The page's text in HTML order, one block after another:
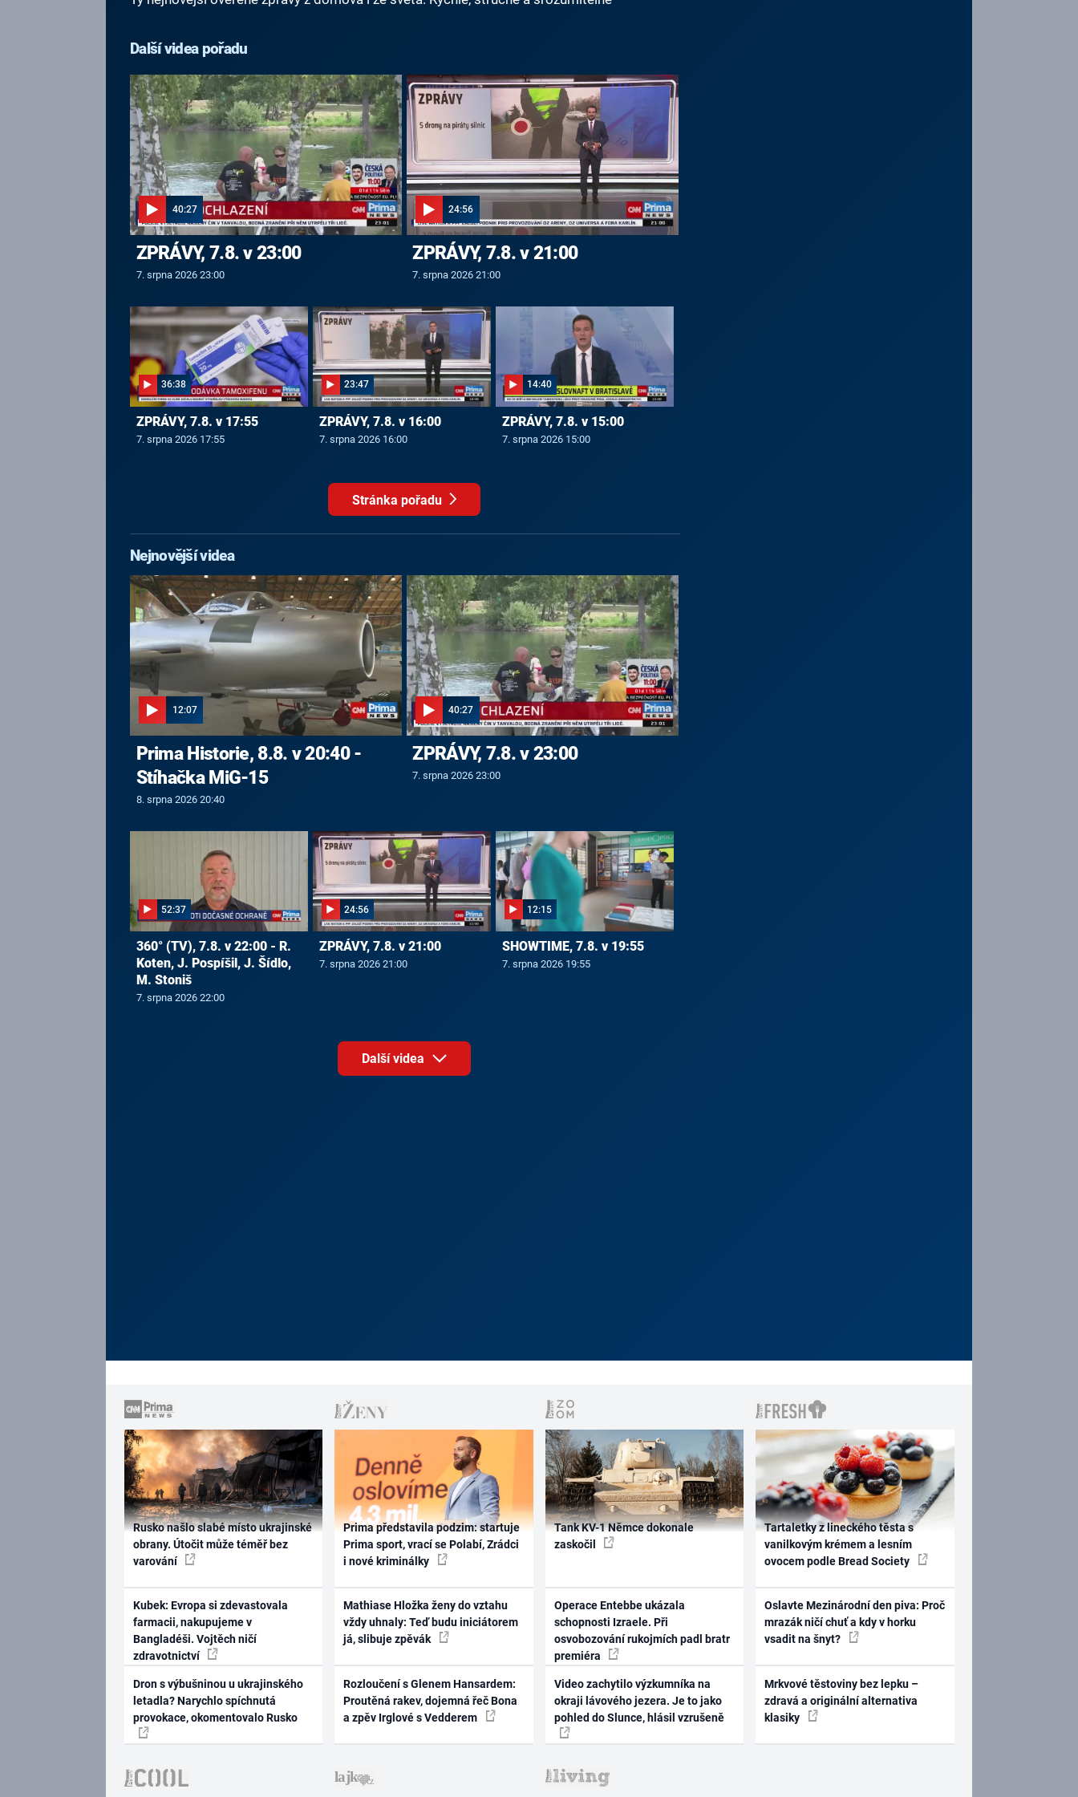
Další videa pořadu
40:27
ZPRÁVY, 7.8. v 23:00
7. srpna 2026 23:00
24:56
ZPRÁVY, 7.8. v 21:00
7. srpna 2026 21:00
36:38
ZPRÁVY, 7.8. v 17:55
7. srpna 2026 17:55
23:47
ZPRÁVY, 7.8. v 16:00
7. srpna 2026 16:00
14:40
ZPRÁVY, 7.8. v 15:00
7. srpna 2026 15:00
Stránka pořadu
Nejnovější videa
12:07
Prima Historie, 8.8. v 20:40 -
Stíhačka MiG-15
8. srpna 2026 20:40
40:27
ZPRÁVY, 7.8. v 23:00
7. srpna 2026 23:00
52:37
360° (TV), 7.8. v 22:00 - R.
Koten, J. Pospíšil, J. Šídlo,
M. Stoniš
7. srpna 2026 22:00
24:56
ZPRÁVY, 7.8. v 21:00
7. srpna 2026 21:00
12:15
SHOWTIME, 7.8. v 19:55
7. srpna 2026 19:55
Další videa
Rusko našlo slabé místo ukrajinské
obrany. Útočit může téměř bez
varování
Kubek: Evropa si zdevastovala
farmacii, nakupujeme v
Bangladéši. Vojtěch ničí
zdravotnictví
Dron s výbušninou u ukrajinského
letadla? Narychlo spíchnutá
provokace, okomentovalo Rusko
Prima představila podzim: startuje
Prima sport, vrací se Polabí, Zrádci
i nové kriminálky
Mathiase Hložka ženy do vztahu
vždy uhnaly: Teď budu iniciátorem
já, slibuje zpěvák
Rozloučení s Glenem Hansardem:
Proutěná rakev, dojemná řeč Bona
a zpěv Irglové s Vedderem
Tank KV-1 Němce dokonale
zaskočil
Operace Entebbe ukázala
schopnosti Izraele. Při
osvobozování rukojmích padl bratr
premiéra
Video zachytilo výzkumníka na
okraji lávového jezera. Je to jako
pohled do Slunce, hlásil vzrušeně
Tartaletky z lineckého těsta s
vanilkovým krémem a lesním
ovocem podle Bread Society
Oslavte Mezinárodní den piva: Proč
mrazák ničí chuť a kdy v horku
vsadit na šnyt?
Mrkvové těstoviny bez lepku –
zdravá a originální alternativa
klasiky